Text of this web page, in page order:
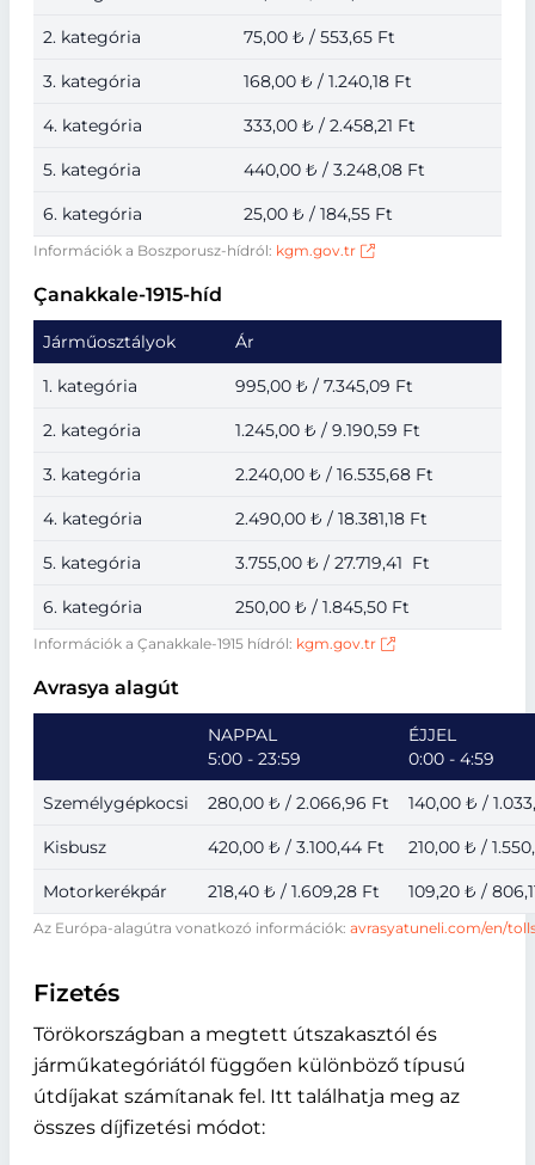
Információk a Boszporusz-hídról: kgm.gov.tr
2. kategória 75,00 ₺ / 553,65 Ft
3. kategória 168,00 ₺ / 1.240,18 Ft
4. kategória 333,00 ₺ / 2.458,21 Ft
5. kategória 440,00 ₺ / 3.248,08 Ft
6. kategória 25,00 ₺ / 184,55 Ft
Çanakkale-1915-híd
Információk a Çanakkale-1915 hídról: kgm.gov.tr
Járműosztályok Ár
1. kategória 995,00 ₺ / 7.345,09 Ft
2. kategória 1.245,00 ₺ / 9.190,59 Ft
3. kategória 2.240,00 ₺ / 16.535,68 Ft
4. kategória 2.490,00 ₺ / 18.381,18 Ft
5. kategória 3.755,00 ₺ / 27.719,41 Ft
6. kategória 250,00 ₺ / 1.845,50 Ft
Avrasya alagút
Az Európa-alagútra vonatkozó információk: avrasyatuneli.com/en/
NAPPAL
5:00 - 23:59
ÉJJEL
0:00 - 4:59
Személygépkocsi 280,00 ₺ / 2.066,96 Ft 140,00 ₺ /
Kisbusz 420,00 ₺ / 3.100,44 Ft 210,00 ₺ /
Motorkerékpár 218,40 ₺ / 1.609,28 Ft 109,20 ₺ /
Fizetés
Törökországban a megtett útszakasztól és
járműkategóriától függően különböző típusú
útdíjakat számítanak fel. Itt találhatja meg az
összes díjfizetési módot: